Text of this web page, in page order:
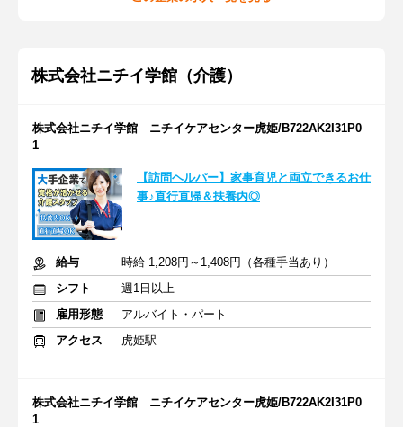
株式会社ニチイ学館（介護）
株式会社ニチイ学館 ニチイケアセンター虎姫/B722AK2I31P0
1
【訪問ヘルパー】家事育児と両立できるお仕
事♪直行直帰＆扶養内◎
給与
時給 1,208円～1,408円（各種手当あり）
シフト
週1日以上
雇用形態
アルバイト・パート
アクセス
虎姫駅
株式会社ニチイ学館 ニチイケアセンター虎姫/B722AK2I31P0
1